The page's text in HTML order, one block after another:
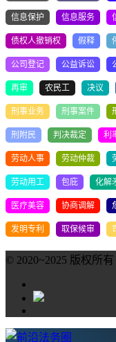
信息保护 信息服务
债权人撤销权 假释
公司登记 公益诉讼
再审 农民工 决议
刑事业务 刑事案件
刑附民 判决裁定 利
劳动人事 劳动仲裁
劳动用工 包庇 化解
医疗美容 协商调解
发明专利 取保候审
© 2020~2025 版权所有